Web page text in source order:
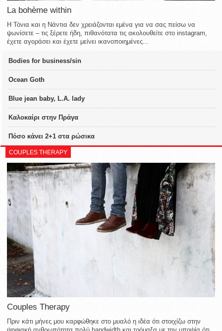
La bohème within
Η Τόνια και η Νάντια δεν χρειάζονται εμένα για να σας πείσω να
ψωνίσετε – τις ξέρετε ήδη, πιθανότατα τις ακολουθείτε στο instagram,
έχετε αγοράσει και έχετε μείνει ικανοποιημένες...
Bodies for business/sin
Ocean Goth
Blue jean baby, L.A. lady
Καλοκαίρι στην Πράγα
Πόσο κάνει 2+1 στα ρώσικα
COUPLES THERAPY
Couples Therapy
Πριν κάτι μήνες μου καρφώθηκε στο μυαλό η ιδέα ότι στοιχίζω στην